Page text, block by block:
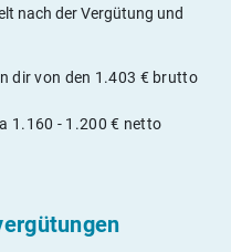
nach der Vergütung und
dir von den 1.403 € brutto
1.160 - 1.200 € netto